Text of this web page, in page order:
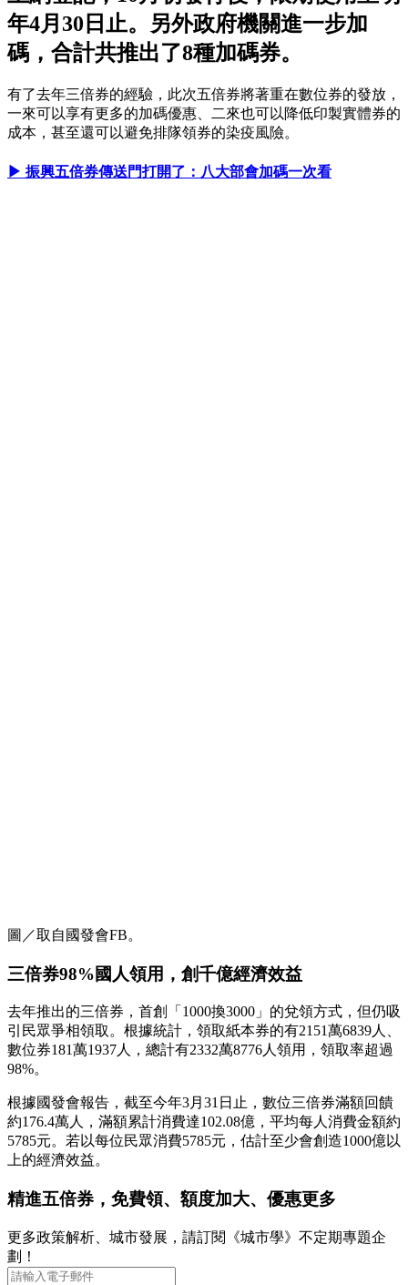
年4月30日止。另外政府機關進一步加
碼，合計共推出了8種加碼券。
有了去年三倍券的經驗，此次五倍券將著重在數位券的發放，
一來可以享有更多的加碼優惠、二來也可以降低印製實體券的
成本，甚至還可以避免排隊領券的染疫風險。
▶ 振興五倍券傳送門打開了：八大部會加碼一次看
圖／取自國發會FB。
三倍券98%國人領用，創千億經濟效益
去年推出的三倍券，首創「1000換3000」的兌領方式，但仍吸
引民眾爭相領取。根據統計，領取紙本券的有2151萬6839人、
數位券181萬1937人，總計有2332萬8776人領用，領取率超過
98%。
根據國發會報告，截至今年3月31日止，數位三倍券滿額回饋
約176.4萬人，滿額累計消費達102.08億，平均每人消費金額約
5785元。若以每位民眾消費5785元，估計至少會創造1000億以
上的經濟效益。
精進五倍券，免費領、額度加大、優惠更多
更多政策解析、城市發展，請訂閱《城市學》不定期專題企
劃！